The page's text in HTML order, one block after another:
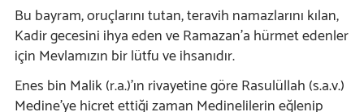
Bu bayram, oruçlarını tutan, teravih namazlarını kılan,
Kadir gecesini ihya eden ve Ramazan’a hürmet edenler
için Mevlamızın bir lütfu ve ihsanıdır.
Enes bin Malik (r.a.)’ın rivayetine göre Rasulüllah (s.a.v.)
Medine’ye hicret ettiği zaman Medinelilerin eğlenip